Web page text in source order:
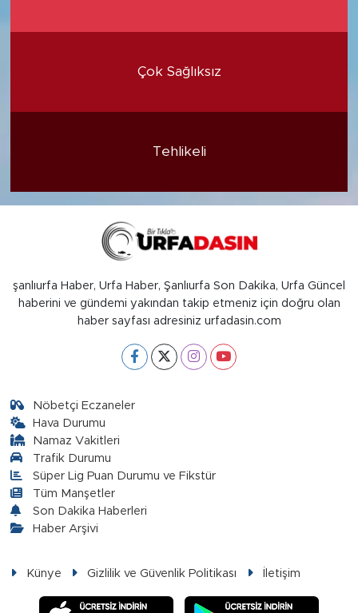
Çok Sağlıksız
Tehlikeli
şanlıurfa Haber, Urfa Haber, Şanlıurfa Son Dakika, Urfa Güncel
haberini ve gündemi yakından takip etmeniz için doğru olan
haber sayfası adresiniz urfadasin.com
Nöbetçi Eczaneler
Hava Durumu
Namaz Vakitleri
Trafik Durumu
Süper Lig Puan Durumu ve Fikstür
Tüm Manşetler
Son Dakika Haberleri
Haber Arşivi
Künye Gizlilik ve Güvenlik Politikası İletişim